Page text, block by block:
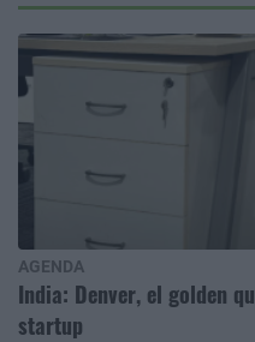
AGENDA
India: Denver, el golden
startup